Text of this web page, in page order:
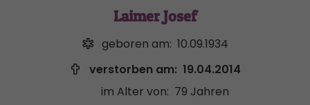
Laimer Josef
geboren am: 10.09.1934
verstorben am: 19.04.2014
im Alter von: 79 Jahren